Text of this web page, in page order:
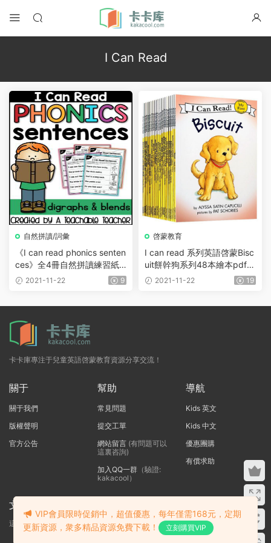
I Can Read
自然拼讀/詞彙
《I can read phonics senten
ces》全4冊自然拼讀練習紙
高清原版PDF
2021-11-22 9
啓蒙教育
I can read 系列英語啓蒙Bisc
uit餅幹狗系列48本繪本pdf+
mp3+翻譯
2021-11-22 19
卡卡庫專注于兒童英語啓蒙教育資源分享交流！
關于
關于我們
版權聲明
官方公告
幫助
常見問題
提交工單
網站留言(有問題可以
這裏咨詢)
加入QQ一群（驗證:
kakacool）
導航
Kids 英文
Kids 中文
優惠團購
有償求助
文本标題
這裏輸入代碼
VIP會員限時促銷中，超值優惠，每年僅需168元，定期
更新資源，衆多精品資源免費下載！
立刻購買VIP